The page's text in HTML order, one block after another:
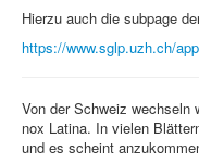
Hierzu auch die subpage
https://www.sglp.uzh.ch/
Von der Schweiz wechseln
nox Latina. In vielen
und es scheint